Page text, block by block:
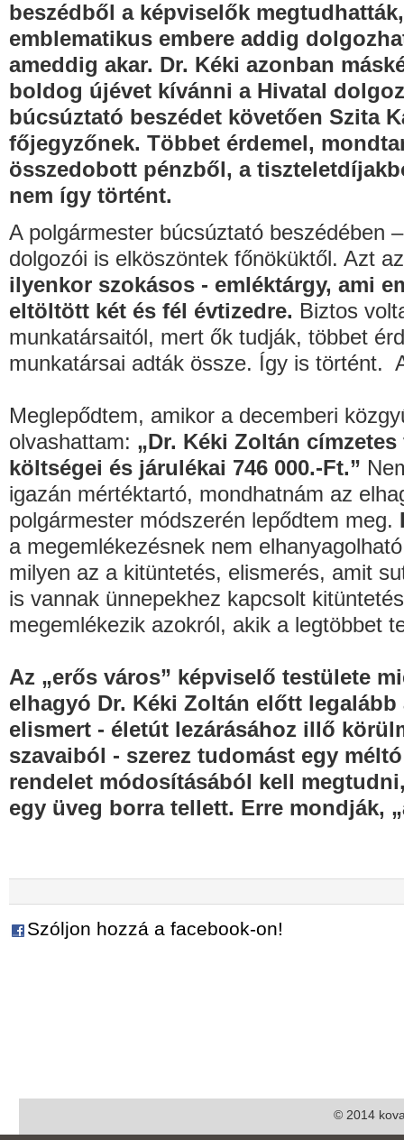
beszédből a képviselők
emblematikus embere addig
ameddig akar. Dr. Kéki azonban
boldog újévet kívánni a Hivatal
búcsúztató beszédet követően Szita
főjegyzőnek. Többet érdemel,
összedobott pénzből, a
nem így történt.
A polgármester búcsúztató beszédében
dolgozói is elköszöntek főnöküktől. Azt
ilyenkor szokásos - emléktárgy, ami
eltöltött két és fél évtizedre. Biztos
munkatársaitól, mert ők tudják, többet
munkatársai adták össze. Így is történt.
Meglepődtem, amikor a decemberi
olvashattam: „Dr. Kéki Zoltán
költségei és járulékai 746 000.-Ft.”
igazán mértéktartó, mondhatnám az
polgármester módszerén lepődtem meg.
a megemlékezésnek nem
milyen az a kitüntetés, elismerés, amit
is vannak ünnepekhez kapcsolt
megemlékezik azokról, akik a legtöbbet
Az „erős város” képviselő testülete
elhagyó Dr. Kéki Zoltán előtt
elismert - életút lezárásához illő
szavaiból - szerez tudomást egy
rendelet módosításából kell
egy üveg borra tellett. Erre mondják,
Szóljon hozzá a facebook-on!
© 2014